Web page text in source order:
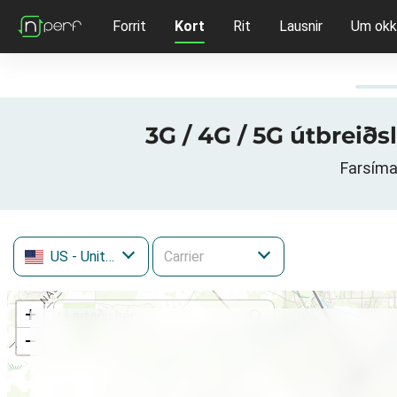
Forrit Kort Rit Lausnir Um
3G / 4G / 5G
US - United States
+
−